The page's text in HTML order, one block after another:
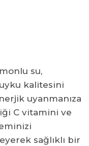
mi?
su,
kalitesini
uyanmanıza
C vitamini ve
sağlıklı bir